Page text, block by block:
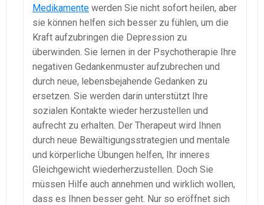
Medikamente werden Sie nicht sofort heilen, aber
sie können helfen sich besser zu fühlen, um die
Kraft aufzubringen die Depression zu
überwinden. Sie lernen in der Psychotherapie Ihre
negativen Gedankenmuster aufzubrechen und
durch neue, lebensbejahende Gedanken zu
ersetzen. Sie werden darin unterstützt Ihre
sozialen Kontakte wieder herzustellen und
aufrecht zu erhalten. Der Therapeut wird Ihnen
durch neue Bewältigungsstrategien und mentale
und körperliche Übungen helfen, Ihr inneres
Gleichgewicht wiederherzustellen. Doch Sie
müssen Hilfe auch annehmen und wirklich wollen,
dass es Ihnen besser geht. Nur so eröffnet sich